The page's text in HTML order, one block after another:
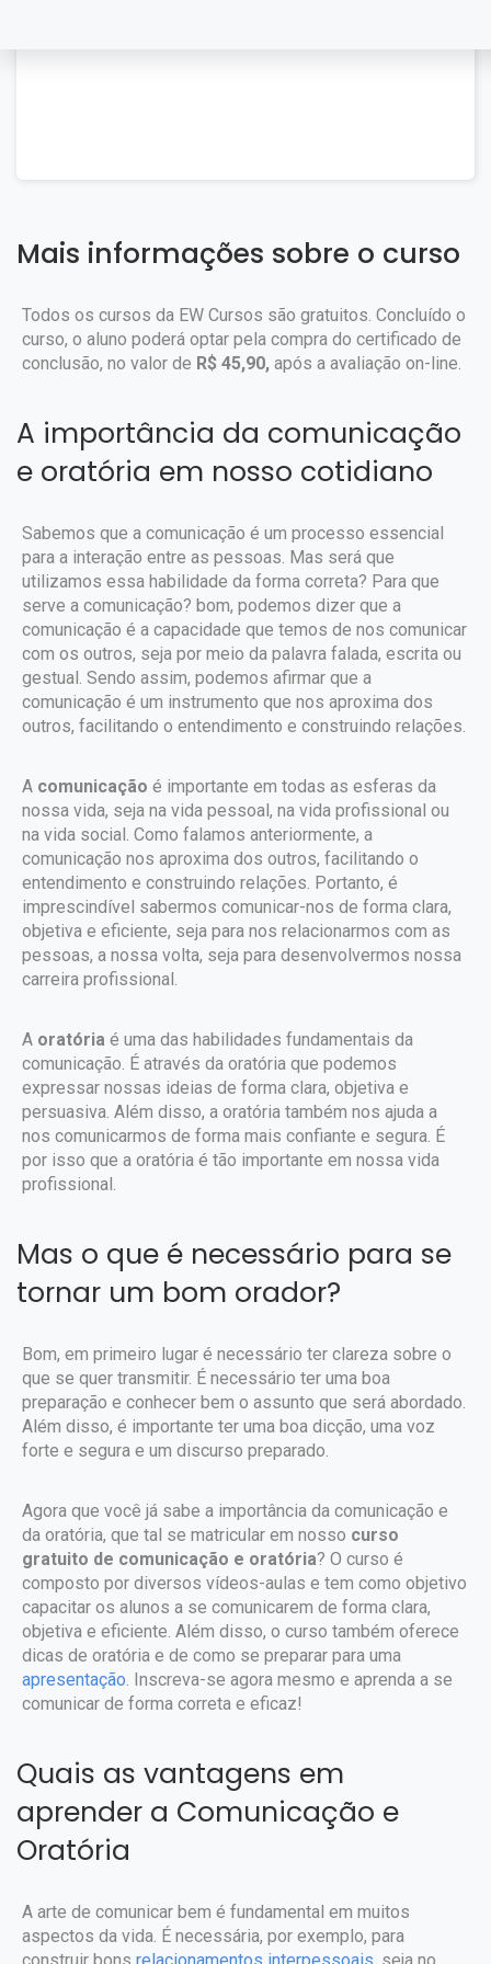
Mais informações sobre o curso
Todos os cursos da EW Cursos são gratuitos. Concluído o
curso, o aluno poderá optar pela compra do certificado de
conclusão, no valor de R$ 45,90, após a avaliação on-line.
A importância da comunicação
e oratória em nosso cotidiano
Sabemos que a comunicação é um processo essencial
para a interação entre as pessoas. Mas será que
utilizamos essa habilidade da forma correta? Para que
serve a comunicação? bom, podemos dizer que a
comunicação é a capacidade que temos de nos comunicar
com os outros, seja por meio da palavra falada, escrita ou
gestual. Sendo assim, podemos afirmar que a
comunicação é um instrumento que nos aproxima dos
outros, facilitando o entendimento e construindo relações.
A comunicação é importante em todas as esferas da
nossa vida, seja na vida pessoal, na vida profissional ou
na vida social. Como falamos anteriormente, a
comunicação nos aproxima dos outros, facilitando o
entendimento e construindo relações. Portanto, é
imprescindível sabermos comunicar-nos de forma clara,
objetiva e eficiente, seja para nos relacionarmos com as
pessoas, a nossa volta, seja para desenvolvermos nossa
carreira profissional.
A oratória é uma das habilidades fundamentais da
comunicação. É através da oratória que podemos
expressar nossas ideias de forma clara, objetiva e
persuasiva. Além disso, a oratória também nos ajuda a
nos comunicarmos de forma mais confiante e segura. É
por isso que a oratória é tão importante em nossa vida
profissional.
Mas o que é necessário para se
tornar um bom orador?
Bom, em primeiro lugar é necessário ter clareza sobre o
que se quer transmitir. É necessário ter uma boa
preparação e conhecer bem o assunto que será abordado.
Além disso, é importante ter uma boa dicção, uma voz
forte e segura e um discurso preparado.
Agora que você já sabe a importância da comunicação e
da oratória, que tal se matricular em nosso curso
gratuito de comunicação e oratória? O curso é
composto por diversos vídeos-aulas e tem como objetivo
capacitar os alunos a se comunicarem de forma clara,
objetiva e eficiente. Além disso, o curso também oferece
dicas de oratória e de como se preparar para uma
apresentação. Inscreva-se agora mesmo e aprenda a se
comunicar de forma correta e eficaz!
Quais as vantagens em
aprender a Comunicação e
Oratória
A arte de comunicar bem é fundamental em muitos
aspectos da vida. É necessária, por exemplo, para